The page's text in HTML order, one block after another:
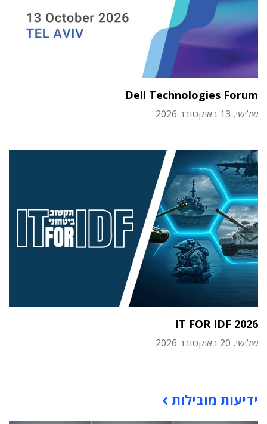
Dell Technologies Forum
שלישי, 13 באוקטובר 2026
IT FOR IDF 2026
שלישי, 20 באוקטובר 2026
ידיעות מובילות